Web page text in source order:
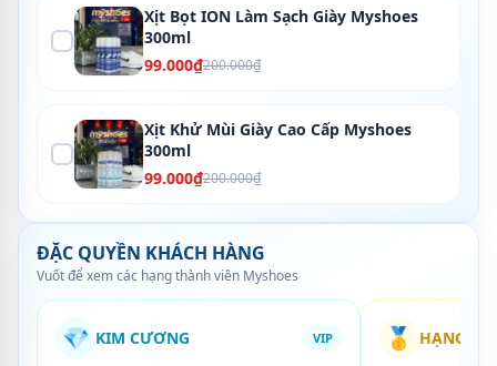
Xịt Bọt ION Làm Sạch Giày Myshoes
300ml
99.000₫200.000₫
Xịt Khử Mùi Giày Cao Cấp Myshoes
300ml
99.000₫200.000₫
ĐẶC QUYỀN KHÁCH HÀNG
Vuốt để xem các hạng thành viên Myshoes
💎 KIM CƯƠNG VIP 🥇 HẠNG